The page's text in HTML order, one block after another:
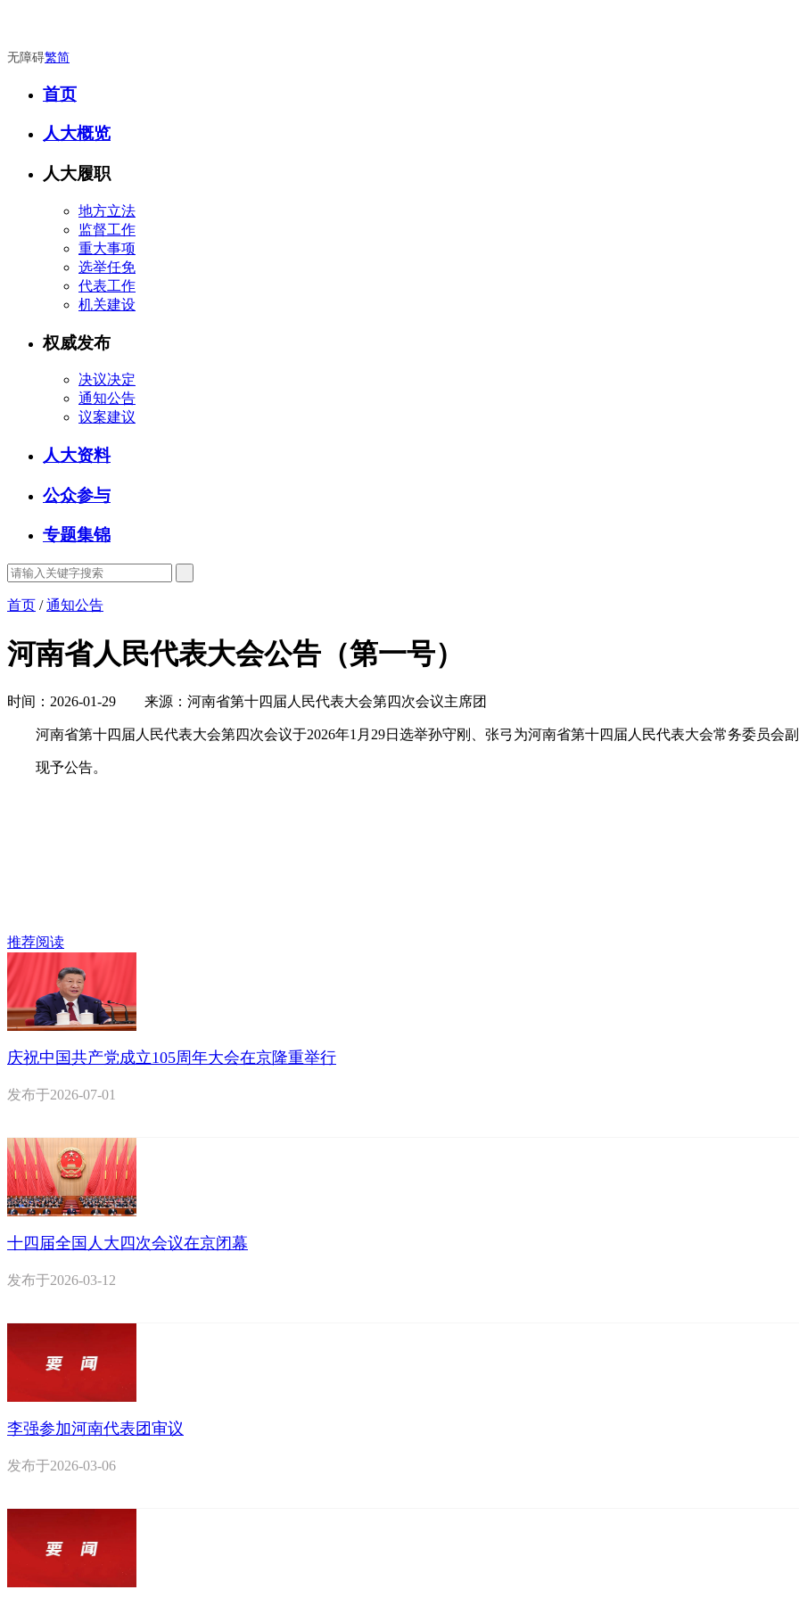
无障碍繁简
首页
人大概览
人大履职
地方立法
监督工作
重大事项
选举任免
代表工作
机关建设
权威发布
决议决定
通知公告
议案建议
人大资料
公众参与
专题集锦
首页 /通知公告
河南省人民代表大会公告（第一号）
时间：2026-01-29 来源：河南省第十四届人民代表大会第四次会议主席团
河南省第十四届人民代表大会第四次会议于2026年1月29日选举孙守刚、张弓为河南省第十四届人民代表大会常务委员会
现予公告。
推荐阅读
庆祝中国共产党成立105周年大会在京隆重举行
发布于2026-07-01
十四届全国人大四次会议在京闭幕
发布于2026-03-12
李强参加河南代表团审议
发布于2026-03-06